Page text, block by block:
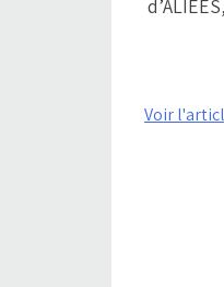
Voir